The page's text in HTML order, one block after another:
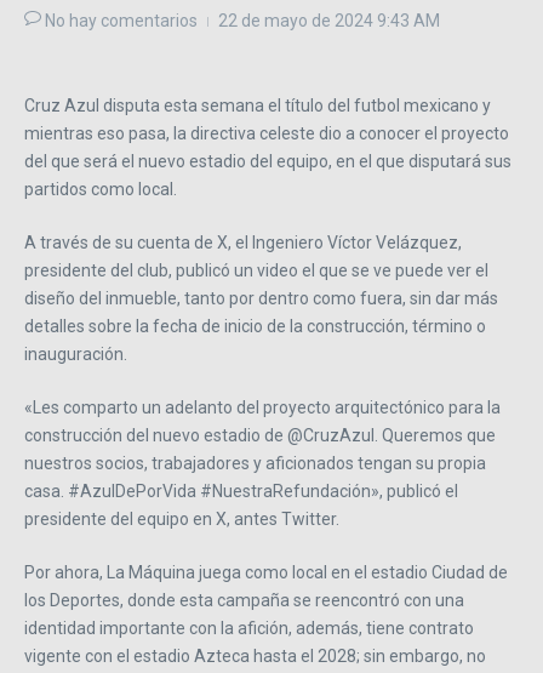
No hay comentarios 22 de mayo de 2024 9:43 AM
Cruz Azul disputa esta semana el título del futbol mexicano y
mientras eso pasa, la directiva celeste dio a conocer el proyecto
del que será el nuevo estadio del equipo, en el que disputará sus
partidos como local.
A través de su cuenta de X, el Ingeniero Víctor Velázquez,
presidente del club, publicó un video el que se ve puede ver el
diseño del inmueble, tanto por dentro como fuera, sin dar más
detalles sobre la fecha de inicio de la construcción, término o
inauguración.
«Les comparto un adelanto del proyecto arquitectónico para la
construcción del nuevo estadio de @CruzAzul. Queremos que
nuestros socios, trabajadores y aficionados tengan su propia
casa. #AzulDePorVida #NuestraRefundación», publicó el
presidente del equipo en X, antes Twitter.
Por ahora, La Máquina juega como local en el estadio Ciudad de
los Deportes, donde esta campaña se reencontró con una
identidad importante con la afición, además, tiene contrato
vigente con el estadio Azteca hasta el 2028; sin embargo, no